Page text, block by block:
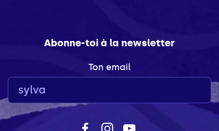
Abonne-toi à la newsletter
Ton email